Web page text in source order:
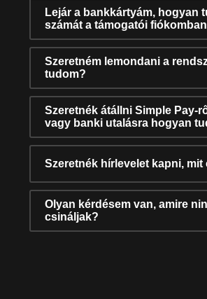
Lejár a bankkártyám, hogyan
számát a támogatói
Szeretném lemondani a
tudom?
Szeretnék átállni Simple Pay-
vagy banki utalásra hogyan
Szeretnék hírlevelet kapni, mit
Olyan kérdésem van, amire
csináljak?